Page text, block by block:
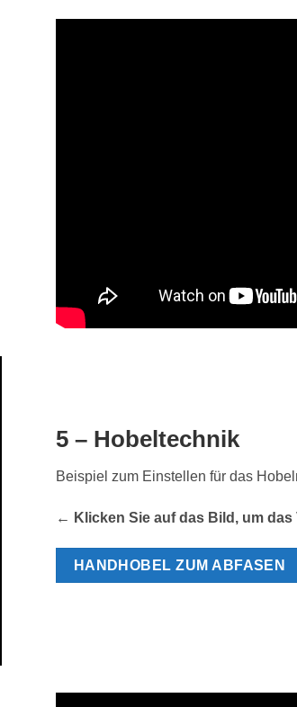
5 – Hobeltechnik
Beispiel zum Einstellen für das
← Klicken Sie auf das Bild, um das
HANDHOBEL ZUM ABFASEN